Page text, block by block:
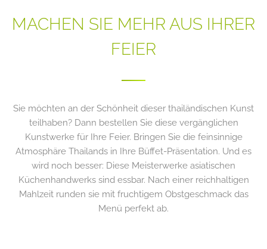
MACHEN SIE MEHR AUS IHRER
FEIER
Sie möchten an der Schönheit dieser thailändischen Kunst
teilhaben? Dann bestellen Sie diese vergänglichen
Kunstwerke für Ihre Feier. Bringen Sie die feinsinnige
Atmosphäre Thailands in Ihre Büffet-Präsentation. Und es
wird noch besser: Diese Meisterwerke asiatischen
Küchenhandwerks sind essbar. Nach einer reichhaltigen
Mahlzeit runden sie mit fruchtigem Obstgeschmack das
Menü perfekt ab.